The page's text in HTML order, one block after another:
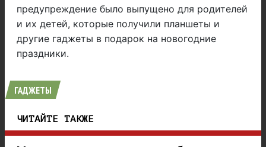
предупреждение было выпущено для родителей
и их детей, которые получили планшеты и
другие гаджеты в подарок на новогодние
праздники.
ГАДЖЕТЫ
ЧИТАЙТЕ ТАКЖЕ